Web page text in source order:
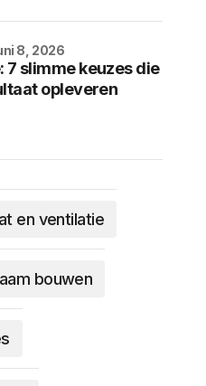
7 slimme keuzes die
opleveren
8, 2026
en ventilatie
bouwen